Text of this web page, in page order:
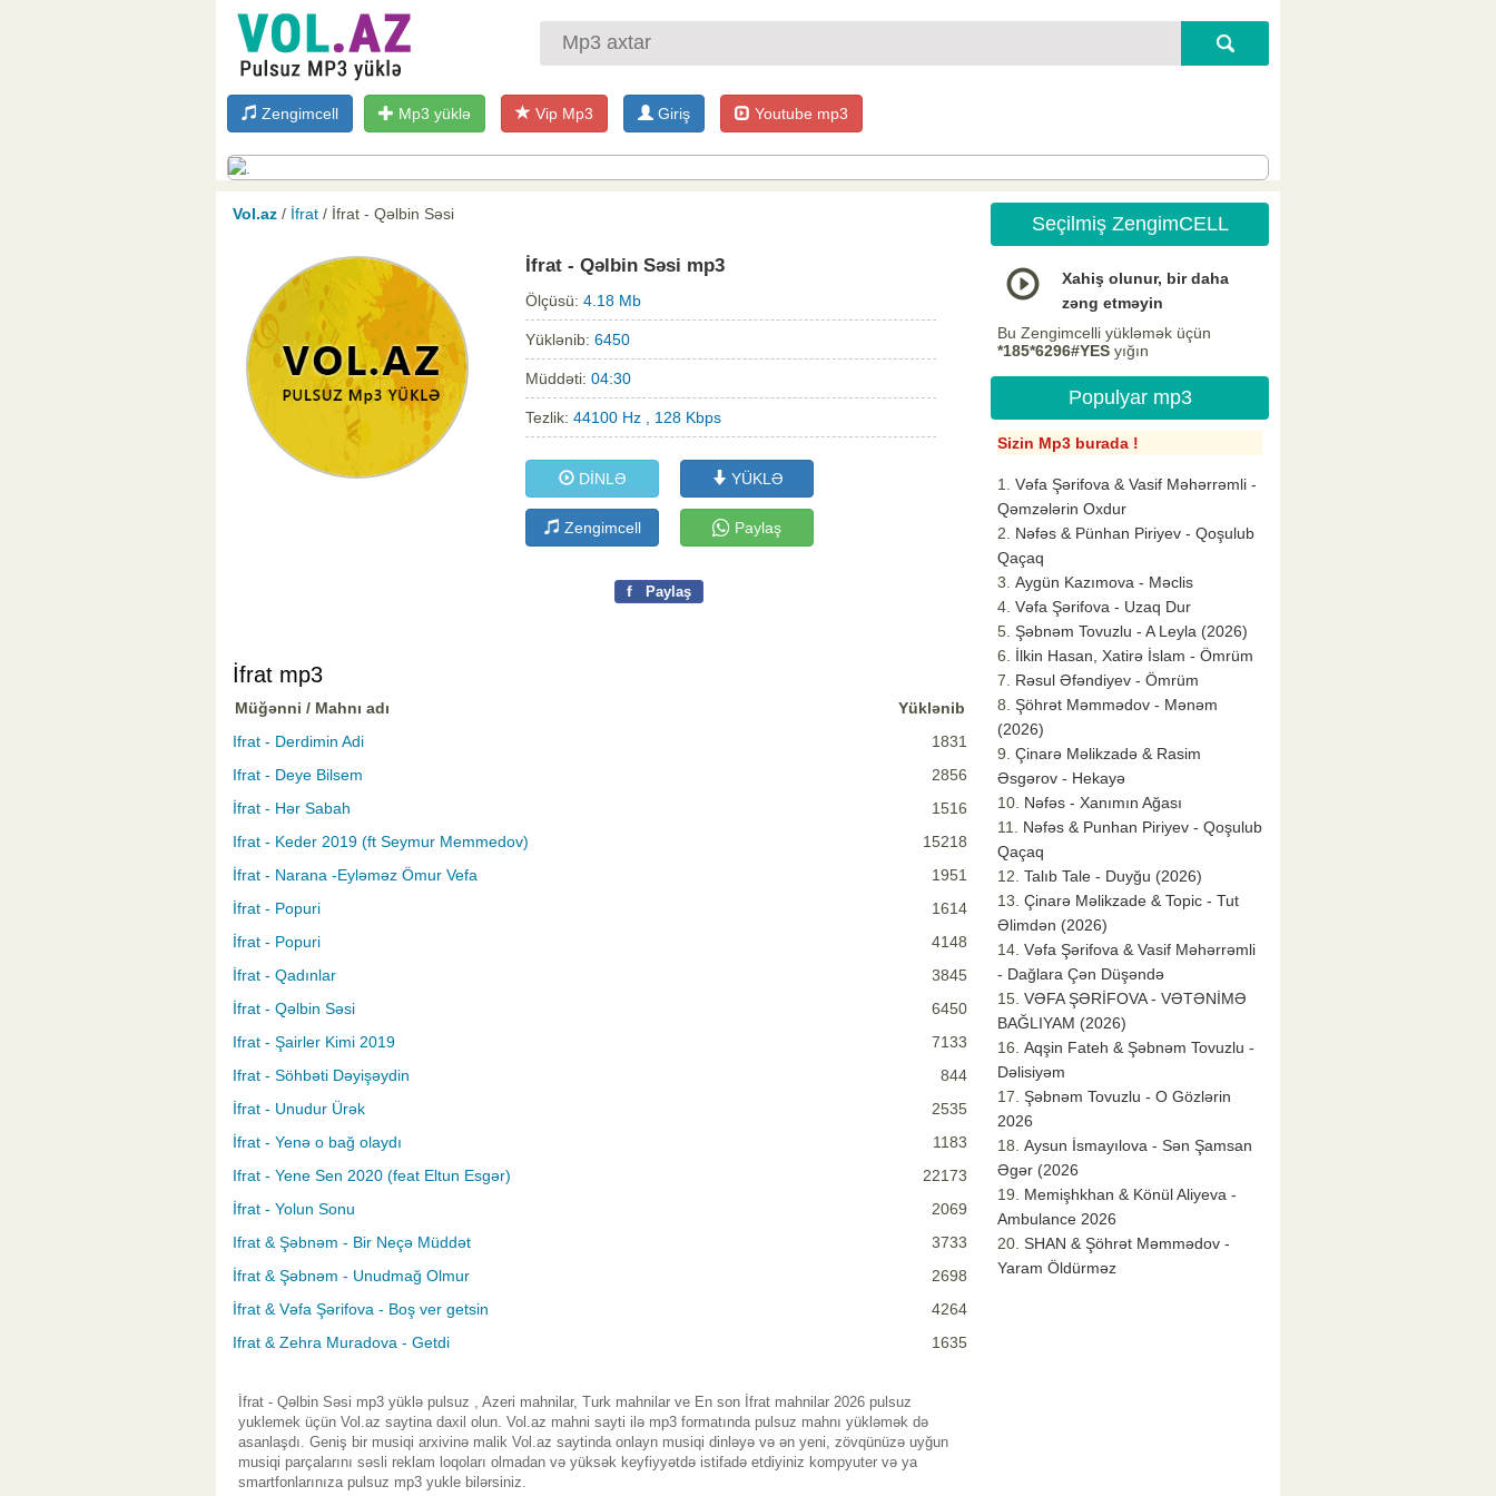
Zengimcell Mp3 yüklə Vip Mp3 Giriş Youtube mp3
Vol.az / İfrat / İfrat - Qəlbin Səsi
İfrat - Qəlbin Səsi mp3
Ölçüsü: 4.18 Mb
Yüklənib: 6450
Müddəti: 04:30
Tezlik: 44100 Hz , 128 Kbps
DİNLƏ YÜKLƏ
Zengimcell Paylaş
f Paylaş
İfrat mp3
Müğənni / Mahnı adı
Yüklənib
Ifrat - Derdimin Adi
1831
Ifrat - Deye Bilsem
2856
İfrat - Hər Sabah
1516
Ifrat - Keder 2019 (ft Seymur Memmedov)
15218
İfrat - Narana -Eyləməz Ömur Vefa
1951
İfrat - Popuri
1614
İfrat - Popuri
4148
İfrat - Qadınlar
3845
İfrat - Qəlbin Səsi
6450
Ifrat - Şairler Kimi 2019
7133
Ifrat - Söhbəti Dəyişəydin
844
İfrat - Unudur Ürək
2535
İfrat - Yenə o bağ olaydı
1183
Ifrat - Yene Sen 2020 (feat Eltun Esgər)
22173
İfrat - Yolun Sonu
2069
Ifrat & Şəbnəm - Bir Neçə Müddət
3733
İfrat & Şəbnəm - Unudmağ Olmur
2698
İfrat & Vəfa Şərifova - Boş ver getsin
4264
Ifrat & Zehra Muradova - Getdi
1635
İfrat - Qəlbin Səsi mp3 yüklə pulsuz , Azeri mahnilar, Turk mahnilar ve En son İfrat mahnilar 2026 pulsuz
yuklemek üçün Vol.az saytina daxil olun. Vol.az mahni sayti ilə mp3 formatında pulsuz mahnı yükləmək də
asanlaşdı. Geniş bir musiqi arxivinə malik Vol.az saytinda onlayn musiqi dinləyə və ən yeni, zövqünüzə uyğun
musiqi parçalarını səsli reklam loqoları olmadan və yüksək keyfiyyətdə istifadə etdiyiniz kompyuter və ya
smartfonlarınıza pulsuz mp3 yukle bilərsiniz.
Seçilmiş ZengimCELL
Xahiş olunur, bir daha
zəng etməyin
Bu Zengimcelli yükləmək üçün
*185*6296#YES yığın
Populyar mp3
Sizin Mp3 burada !
Vəfa Şərifova & Vasif Məhərrəmli -
Qəmzələrin Oxdur
Nəfəs & Pünhan Piriyev - Qoşulub
Qaçaq
Aygün Kazımova - Məclis
Vəfa Şərifova - Uzaq Dur
Şəbnəm Tovuzlu - A Leyla (2026)
İlkin Hasan, Xatirə İslam - Ömrüm
Rəsul Əfəndiyev - Ömrüm
Şöhrət Məmmədov - Mənəm
(2026)
Çinarə Məlikzadə & Rasim
Əsgərov - Hekayə
Nəfəs - Xanımın Ağası
Nəfəs & Punhan Piriyev - Qoşulub
Qaçaq
Talıb Tale - Duyğu (2026)
Çinarə Məlikzade & Topic - Tut
Əlimdən (2026)
Vəfa Şərifova & Vasif Məhərrəmli
- Dağlara Çən Düşəndə
VƏFA ŞƏRİFOVA - VƏTƏNİMƏ
BAĞLIYAM (2026)
Aqşin Fateh & Şəbnəm Tovuzlu -
Dəlisiyəm
Şəbnəm Tovuzlu - O Gözlərin
2026
Aysun İsmayılova - Sən Şamsan
Əgər (2026
Memişhkhan & Könül Aliyeva -
Ambulance 2026
SHAN & Şöhrət Məmmədov -
Yaram Öldürməz